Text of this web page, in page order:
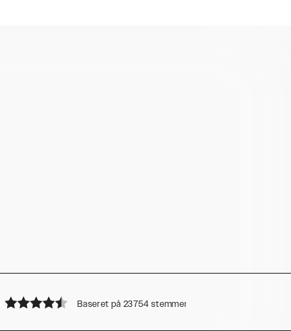
Baseret på 23754 stemmer